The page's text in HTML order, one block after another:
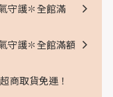
守護✽全館滿
守護✽全館滿額
商取貨免運！